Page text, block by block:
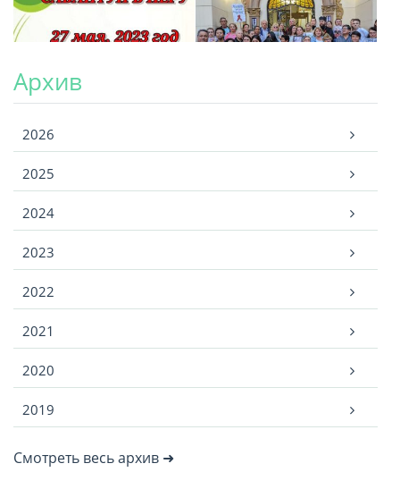
Архив
2026
2025
2024
2023
2022
2021
2020
2019
Смотреть весь архив ➜